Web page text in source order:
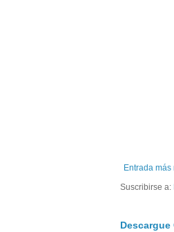
Entrada más
Suscribirse a:
Descargue